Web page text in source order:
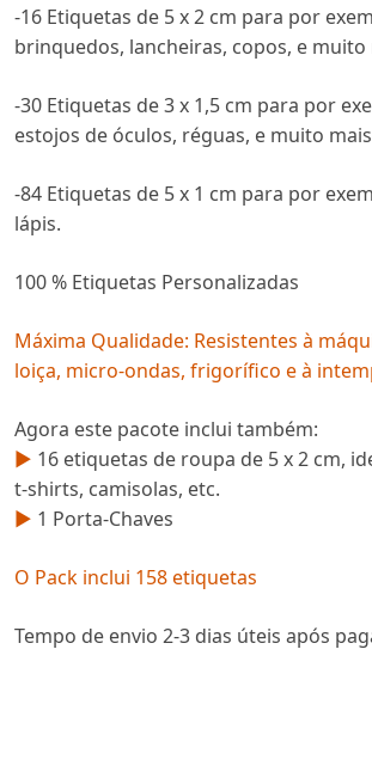
-16 Etiquetas de 5 x 2 cm para por
brinquedos, lancheiras, copos, e muito
-30 Etiquetas de 3 x 1,5 cm para por
estojos de óculos, réguas, e muito
-84 Etiquetas de 5 x 1 cm para por
lápis.
100 % Etiquetas Personalizadas
Máxima Qualidade: Resistentes à
loiça, micro-ondas, frigorífico e à
Agora este pacote inclui também:
► 16 etiquetas de roupa de 5 x 2 cm,
t-shirts, camisolas, etc.
► 1 Porta-Chaves
O Pack inclui 158 etiquetas
Tempo de envio 2-3 dias úteis após